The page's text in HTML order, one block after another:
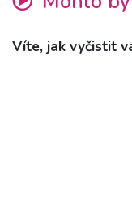
Víte, jak vyčistit